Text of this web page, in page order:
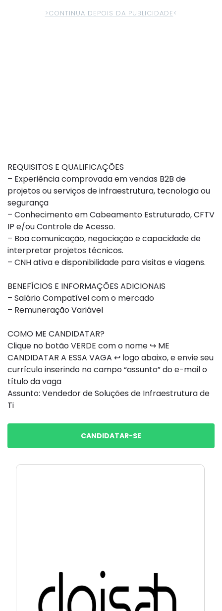
>CONTINUA DEPOIS DA PUBLICIDADE<
REQUISITOS E QUALIFICAÇÕES
– Experiência comprovada em vendas B2B de
projetos ou serviços de infraestrutura, tecnologia ou
segurança
– Conhecimento em Cabeamento Estruturado, CFTV
IP e/ou Controle de Acesso.
– Boa comunicação, negociação e capacidade de
interpretar projetos técnicos.
– CNH ativa e disponibilidade para visitas e viagens.
BENEFÍCIOS E INFORMAÇÕES ADICIONAIS
– Salário Compatível com o mercado
– Remuneração Variável
COMO ME CANDIDATAR?
Clique no botão VERDE com o nome ↪ ME
CANDIDATAR A ESSA VAGA ↩ logo abaixo, e envie seu
currículo inserindo no campo “assunto” do e-mail o
título da vaga
Assunto: Vendedor de Soluções de Infraestrutura de
Ti
CANDIDATAR-SE